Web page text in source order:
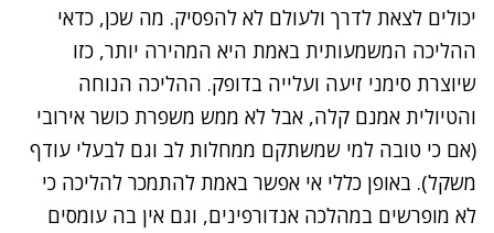
יכולים לצאת לדרך ולעולם לא להפסיק. מה שכן, כדאי
ההליכה המשמעותית באמת היא המהירה יותר, כזו
שיוצרת סימני זיעה ועלייה בדופק. ההליכה הנוחה
והטיולית אמנם קלה, אבל לא ממש משפרת כושר אירובי
(אם כי טובה למי שמשתקם ממחלות לב וגם לבעלי עודף
משקל). באופן כללי אי אפשר באמת להתמכר להליכה כי
לא מופרשים במהלכה אנדורפינים, וגם אין בה עומסים